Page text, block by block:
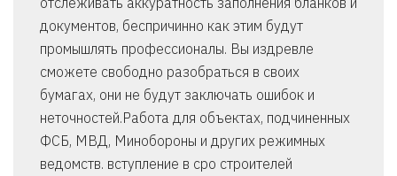
документов, беспричинно как этим будут
промышлять профессионалы. Вы издревле
сможете свободно разобраться в своих
бумагах, они не будут заключать ошибок и
неточностей.Работа для объектах, подчиненных
ФСБ, МВД, Минобороны и других режимных
ведомств. вступление в сро строителей